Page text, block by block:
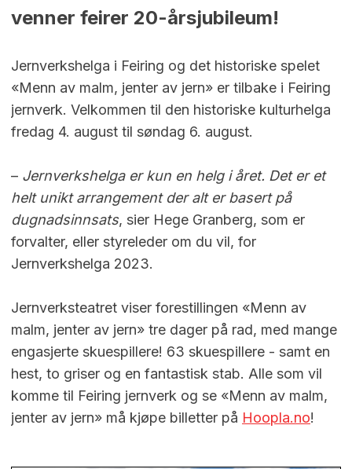
venner feirer 20-årsjubileum!
Jernverkshelga i Feiring og det historiske spelet
«Menn av malm, jenter av jern» er tilbake i Feiring
jernverk. Velkommen til den historiske kulturhelga
fredag 4. august til søndag 6. august.
– Jernverkshelga er kun en helg i året. Det er et
helt unikt arrangement der alt er basert på
dugnadsinnsats, sier Hege Granberg, som er
forvalter, eller styreleder om du vil, for
Jernverkshelga 2023.
Jernverksteatret viser forestillingen «Menn av
malm, jenter av jern» tre dager på rad, med mange
engasjerte skuespillere! 63 skuespillere - samt en
hest, to griser og en fantastisk stab. Alle som vil
komme til Feiring jernverk og se «Menn av malm,
jenter av jern» må kjøpe billetter på Hoopla.no!